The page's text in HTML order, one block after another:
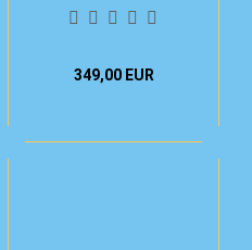
349,00 EUR